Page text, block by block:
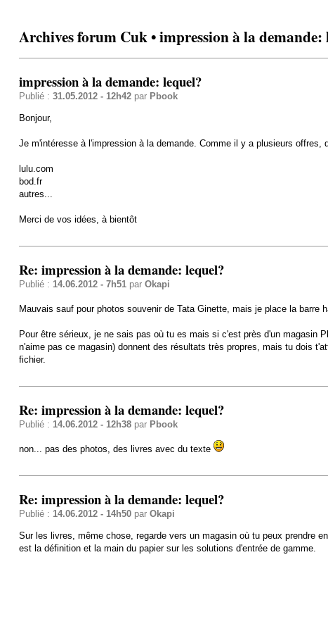
Archives forum Cuk • impression à la demande:
impression à la demande: lequel?
Publié : 31.05.2012 - 12h42par Pbook
Bonjour,
Je m'intéresse à l'impression à la demande. Comme il y a plusieurs offres,
lulu.com
bod.fr
autres...
Merci de vos idées, à bientôt
Re: impression à la demande: lequel?
Publié : 14.06.2012 - 7h51par Okapi
Mauvais sauf pour photos souvenir de Tata Ginette, mais je place la
Pour être sérieux, je ne sais pas où tu es mais si c'est près d'un magasin
n'aime pas ce magasin) donnent des résultats très propres, mais tu dois
fichier.
Re: impression à la demande: lequel?
Publié : 14.06.2012 - 12h38par Pbook
non... pas des photos, des livres avec du texte
Re: impression à la demande: lequel?
Publié : 14.06.2012 - 14h50par Okapi
Sur les livres, même chose, regarde vers un magasin où tu peux prendre
est la définition et la main du papier sur les solutions d'entrée de gamme.